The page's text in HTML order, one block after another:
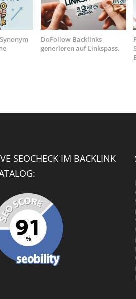
DoFollow Backlinks
generieren auf Linkspass.
SEOCHECK IM BACKLINK